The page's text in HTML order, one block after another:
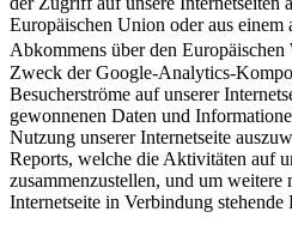
Europäischen Union oder aus einem
Abkommens über den
Zweck der Google-Analytics-
Besucherströme auf unserer
gewonnenen Daten und
Nutzung unserer Internetseite
Reports, welche die Aktivitäten auf
zusammenzustellen, und um weitere
Internetseite in Verbindung